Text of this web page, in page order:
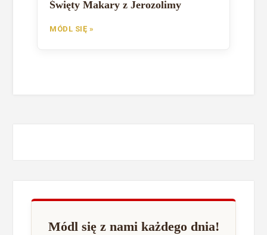
Święty Makary z Jerozolimy
MÓDL SIĘ »
Módl się z nami każdego dnia!